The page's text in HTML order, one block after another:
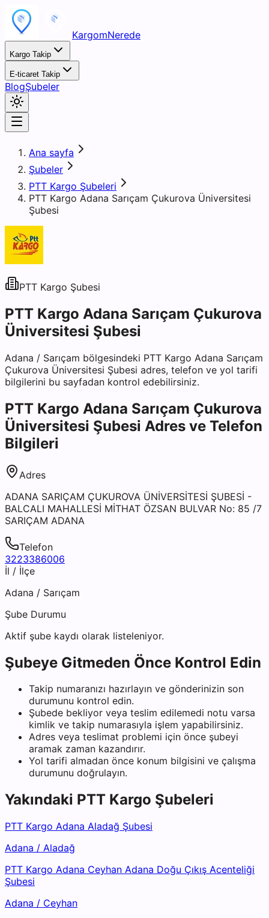
KargomNerede
Kargo Takip
E-ticaret Takip
BlogŞubeler
Ana sayfa
Şubeler
PTT Kargo Şubeleri
PTT Kargo Adana Sarıçam Çukurova Üniversitesi
Şubesi
PTT Kargo Şubesi
PTT Kargo Adana Sarıçam Çukurova
Üniversitesi Şubesi
Adana / Sarıçam bölgesindeki PTT Kargo Adana Sarıçam
Çukurova Üniversitesi Şubesi adres, telefon ve yol tarifi
bilgilerini bu sayfadan kontrol edebilirsiniz.
PTT Kargo Adana Sarıçam Çukurova
Üniversitesi Şubesi Adres ve Telefon
Bilgileri
Adres
ADANA SARIÇAM ÇUKUROVA ÜNİVERSİTESİ ŞUBESİ -
BALCALI MAHALLESİ MİTHAT ÖZSAN BULVAR No: 85 /7
SARIÇAM ADANA
Telefon
3223386006
İl / İlçe
Adana / Sarıçam
Şube Durumu
Aktif şube kaydı olarak listeleniyor.
Şubeye Gitmeden Önce Kontrol Edin
Takip numaranızı hazırlayın ve gönderinizin son
durumunu kontrol edin.
Şubede bekliyor veya teslim edilemedi notu varsa
kimlik ve takip numarasıyla işlem yapabilirsiniz.
Adres veya teslimat problemi için önce şubeyi
aramak zaman kazandırır.
Yol tarifi almadan önce konum bilgisini ve çalışma
durumunu doğrulayın.
Yakındaki PTT Kargo Şubeleri
PTT Kargo Adana Aladağ Şubesi
Adana / Aladağ
PTT Kargo Adana Ceyhan Adana Doğu Çıkış Acenteliği
Şubesi
Adana / Ceyhan